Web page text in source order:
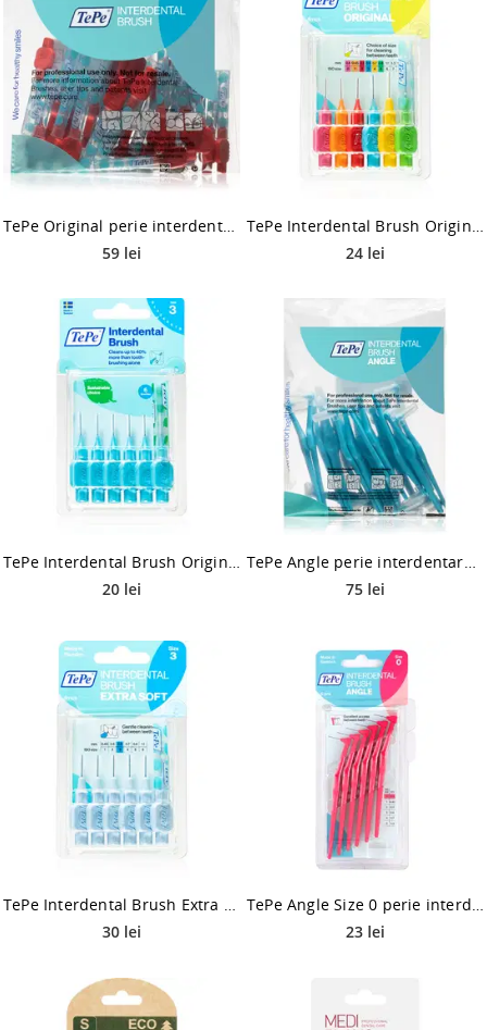
TePe Original perie interdentara 0,5 mm 25 buc
59 lei
24 lei
TePe Interdental Brush Original perie interdentara 0,6 mm 6 buc
20 lei
TePe Angle perie interdentara 0,6 mm 25 buc
75 lei
TePe Interdental Brush Extra Soft perie interdentara 0,6 mm 6 buc
30 lei
TePe Angle Size 0 perie interdentara 0,4 mm 6 buc
23 lei